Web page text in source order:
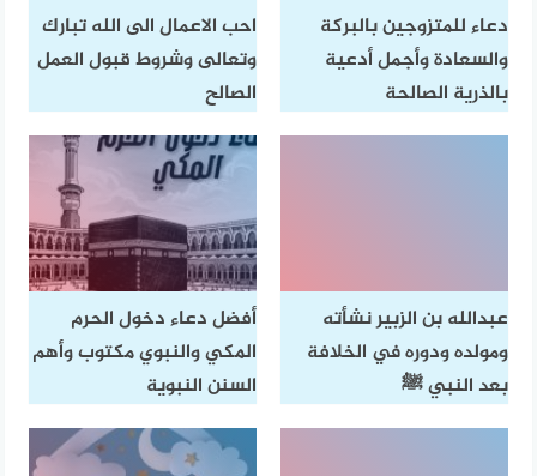
دعاء للمتزوجين بالبركة
والسعادة وأجمل أدعية
بالذرية الصالحة
احب الاعمال الى الله تبارك
وتعالى وشروط قبول العمل
الصالح
عبدالله بن الزبير نشأته
ومولده ودوره في الخلافة
بعد النبي ﷺ
أفضل دعاء دخول الحرم
المكي والنبوي مكتوب وأهم
السنن النبوية